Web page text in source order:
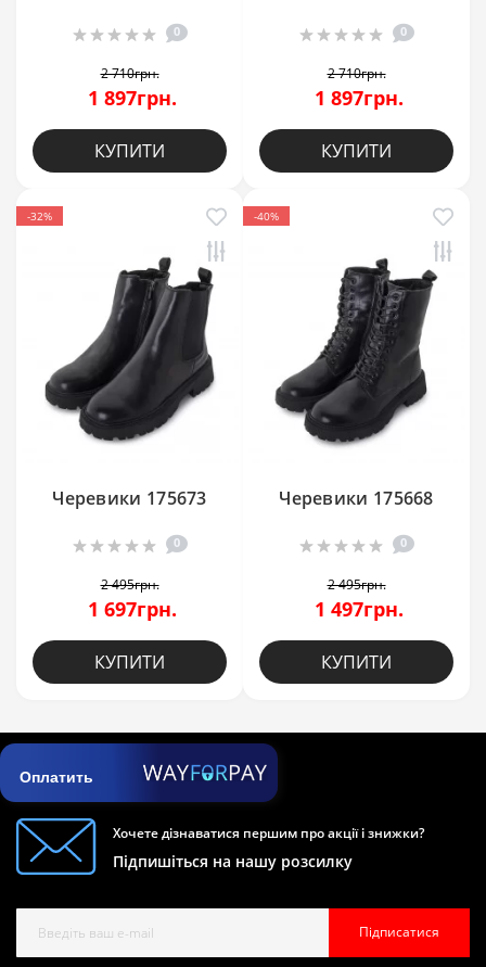
0
2 710грн.
1 897грн.
КУПИТИ
0
2 710грн.
1 897грн.
КУПИТИ
-32%
Черевики 175673
0
2 495грн.
1 697грн.
КУПИТИ
-40%
Черевики 175668
0
2 495грн.
1 497грн.
КУПИТИ
Оплатить
Хочете дізнаватися першим про акції і знижки?
Підпишіться на нашу розсилку
Підписатися